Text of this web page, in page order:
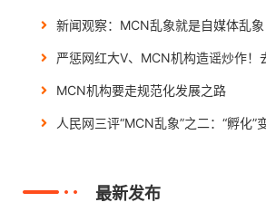
新闻观察：MCN乱象就是自媒体乱象
严惩网红大V、MCN机构造谣炒作
MCN机构要走规范化发展之路
人民网三评“MCN乱象”之二：“孵化”
最新发布